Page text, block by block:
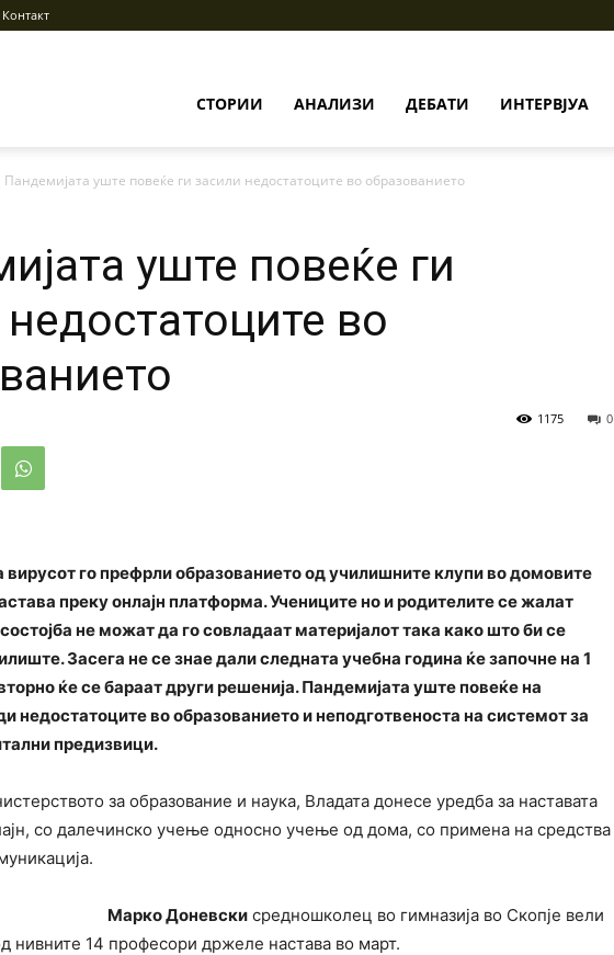
Контакт
СТОРИИ АНАЛИЗИ ДЕБАТИ ИНТЕРВЈУА
Пандемијата уште повеќе ги засили недостатоците во образованието
уште повеќе ги
во
0
1175
вирусот го префрли образованието од училишните клупи во домовите
преку онлајн платформа. Учениците но и родителите се жалат
не можат да го совладаат материјалот така како што би се
Засега не се знае дали следната учебна година ќе започне на 1
ќе се бараат други решенија. Пандемијата уште повеќе на
недостатоците во образованието и неподготвеноста на системот за
предизвици.
за образование и наука, Владата донесе уредба за наставата
со далечинско учење односно учење од дома, со примена на средства
Марко Доневски средношколец во гимназија во Скопје вели
нивните 14 професори држеле настава во март.